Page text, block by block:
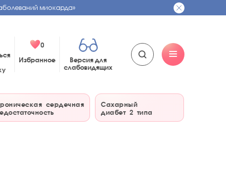
миокарда»
0
Избранное
Версия для
слабовидящих
сердечная
Сахарный
диабет 2 типа